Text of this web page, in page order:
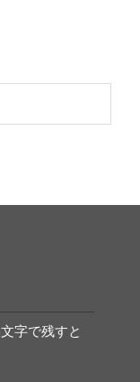
字で残すと